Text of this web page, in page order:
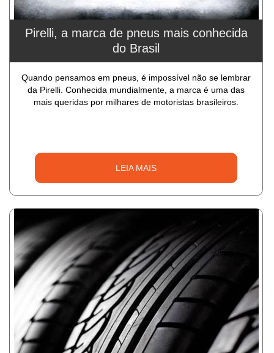
Pirelli, a marca de pneus mais conhecida
do Brasil
Quando pensamos em pneus, é impossível não se lembrar
da Pirelli. Conhecida mundialmente, a marca é uma das
mais queridas por milhares de motoristas brasileiros.
LEIA MAIS